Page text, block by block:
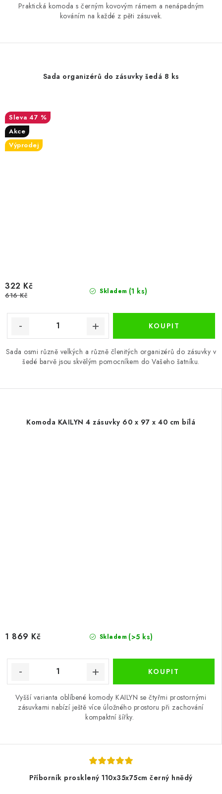
Praktická komoda s černým kovovým rámem a nenápadným
kováním na každé z pěti zásuvek.
Sada organizérů do zásuvky šedá 8 ks
47 %
Akce
Výprodej
Skladem (1 ks)
322 Kč
616 Kč
Sada osmi různě velkých a různě členitých organizérů do zásuvky v
šedé barvě jsou skvělým pomocníkem do Vašeho šatníku.
Komoda KAILYN 4 zásuvky 60 x 97 x 40 cm bílá
Skladem (>5 ks)
1 869 Kč
Vyšší varianta oblíbené komody KAILYN se čtyřmi prostornými
zásuvkami nabízí ještě více úložného prostoru při zachování
kompaktní šířky.
Příborník prosklený 110x35x75cm černý hnědý